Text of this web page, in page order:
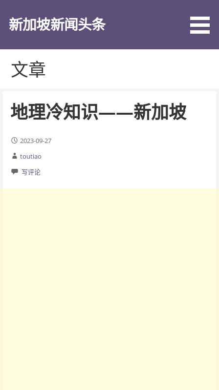
新加坡新闻头条
文章
地理冷知识——新加坡
2023-09-27
toutiao
写评论